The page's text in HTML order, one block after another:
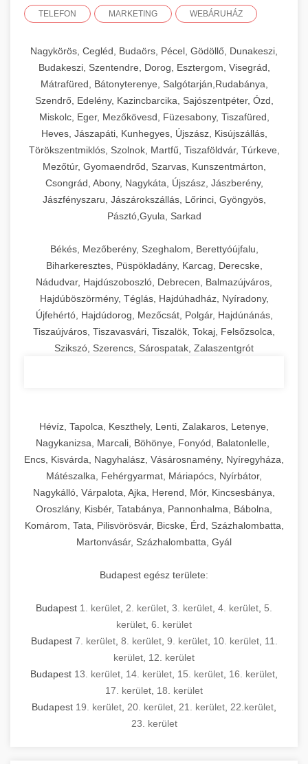
TELEFON MARKETING WEBÁRUHÁZ
Nagykörös, Cegléd, Budaörs, Pécel, Gödöllő, Dunakeszi,
Budakeszi, Szentendre, Dorog, Esztergom, Visegrád,
Mátrafüred, Bátonyterenye, Salgótarján,Rudabánya,
Szendrő, Edelény, Kazincbarcika, Sajószentpéter, Ózd,
Miskolc, Eger, Mezőkövesd, Füzesabony, Tiszafüred,
Heves, Jászapáti, Kunhegyes, Újszász, Kisújszállás,
Törökszentmiklós, Szolnok, Martfű, Tiszaföldvár, Túrkeve,
Mezőtúr, Gyomaendrőd, Szarvas, Kunszentmárton,
Csongrád, Abony, Nagykáta, Újszász, Jászberény,
Jászfényszaru, Jászárokszállás, Lőrinci, Gyöngyös,
Pásztó,Gyula, Sarkad
Békés, Mezőberény, Szeghalom, Berettyóújfalu,
Biharkeresztes, Püspökladány, Karcag, Derecske,
Nádudvar, Hajdúszoboszló, Debrecen, Balmazújváros,
Hajdúböszörmény, Téglás, Hajdúhadház, Nyíradony,
Újfehértó, Hajdúdorog, Mezőcsát, Polgár, Hajdúnánás,
Tiszaújváros, Tiszavasvári, Tiszalök, Tokaj, Felsőzsolca,
Szikszó, Szerencs, Sárospatak, Zalaszentgrót
Hévíz, Tapolca, Keszthely, Lenti, Zalakaros, Letenye,
Nagykanizsa, Marcali, Böhönye, Fonyód, Balatonlelle,
Encs, Kisvárda, Nagyhalász, Vásárosnamény, Nyíregyháza,
Mátészalka, Fehérgyarmat, Máriapócs, Nyírbátor,
Nagykálló, Várpalota, Ajka, Herend, Mór, Kincsesbánya,
Oroszlány, Kisbér, Tatabánya, Pannonhalma, Bábolna,
Komárom, Tata, Pilisvörösvár, Bicske, Érd, Százhalombatta,
Martonvásár, Százhalombatta, Gyál
Budapest egész területe:
Budapest 1. kerület 2. kerület 3. kerület 4. kerület 5.
kerület 6. kerület
Budapest 7. kerület, 8. kerület, 9. kerület, 10. kerület, 11.
kerület 12. kerület
Budapest 13. kerület 14. kerület 15. kerület 16. kerület
17. kerület 18. kerület
Budapest 19. kerület 20. kerület 21. kerület 22.kerület
23. kerület